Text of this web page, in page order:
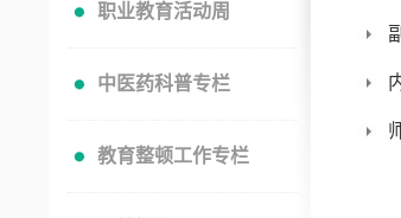
职业教育活动周
中医药科普专栏
教育整顿工作专栏